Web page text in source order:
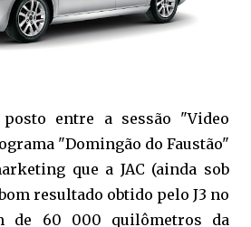
posto entre a sessão "Video
"Domingão do Faustão"
que a JAC (ainda sob
resultado obtido pelo J3 no
de 60 000 quilômetros da